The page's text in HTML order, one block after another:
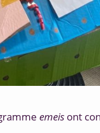
emeis ont